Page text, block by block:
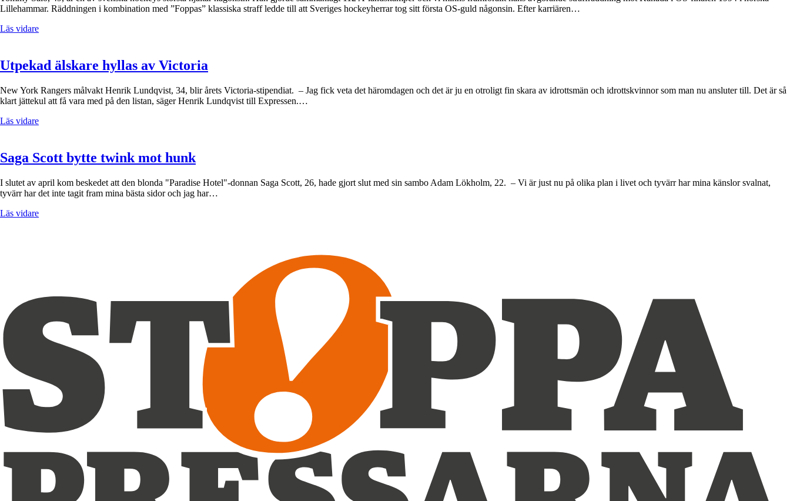
Lillehammar. Räddningen i kombination med ”Foppas” klassiska straff ledde till att Sveriges hockeyherrar tog sitt första OS-guld någonsin. Efter karriären…
Läs vidare
Utpekad älskare hyllas av Victoria
New York Rangers målvakt Henrik Lundqvist, 34, blir årets Victoria-stipendiat. – Jag fick veta det häromdagen och det är ju en otroligt fin skara av idrottsmän och idrottskvinnor som man nu ansluter till. Det är så
klart jättekul att få vara med på den listan, säger Henrik Lundqvist till Expressen.…
Läs vidare
Saga Scott bytte twink mot hunk
I slutet av april kom beskedet att den blonda "Paradise Hotel"-donnan Saga Scott, 26, hade gjort slut med sin sambo Adam Lökholm, 22. – Vi är just nu på olika plan i livet och tyvärr har mina känslor svalnat,
tyvärr har det inte tagit fram mina bästa sidor och jag har…
Läs vidare